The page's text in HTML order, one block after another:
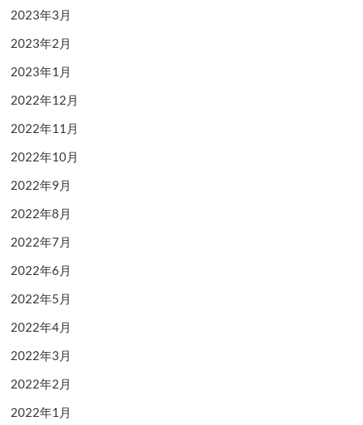
2023年3月
2023年2月
2023年1月
2022年12月
2022年11月
2022年10月
2022年9月
2022年8月
2022年7月
2022年6月
2022年5月
2022年4月
2022年3月
2022年2月
2022年1月